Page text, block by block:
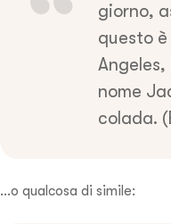
giorno,
questo è
nome
colada.
…o qualcosa di simile: